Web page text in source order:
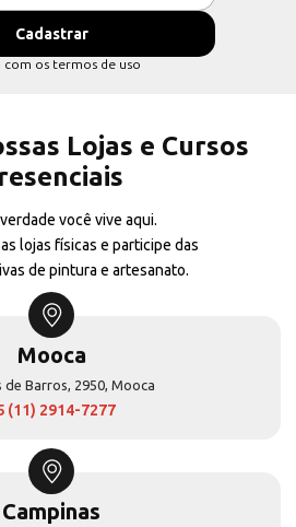
com os termos de uso
Lojas e Cursos
você vive aqui.
lojas físicas e participe das
de pintura e artesanato.
Mooca
de Barros, 2950, Mooca
(11) 2914-7277
Campinas